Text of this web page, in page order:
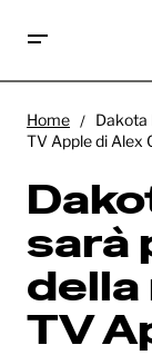
nuova
Home
Dakota
TV Apple di Alex
sarà
della
TV